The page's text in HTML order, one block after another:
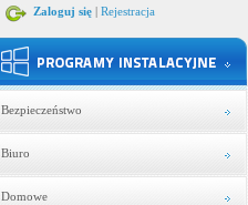
Zaloguj się| Rejestracja
Bezpieczeństwo
Biuro
Domowe